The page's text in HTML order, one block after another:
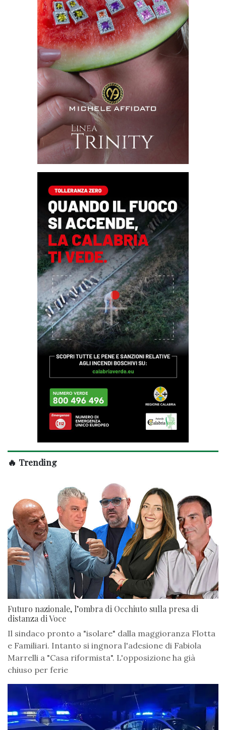
🔥 Trending
Futuro nazionale, l’ombra di Occhiuto sulla presa di
distanza di Voce
Il sindaco pronto a "isolare" dalla maggioranza Flotta
e Familiari. Intanto si ingnora l'adesione di Fabiola
Marrelli a "Casa riformista". L'opposizione ha già
chiuso per ferie